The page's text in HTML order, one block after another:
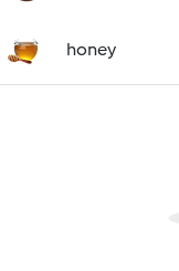
honey